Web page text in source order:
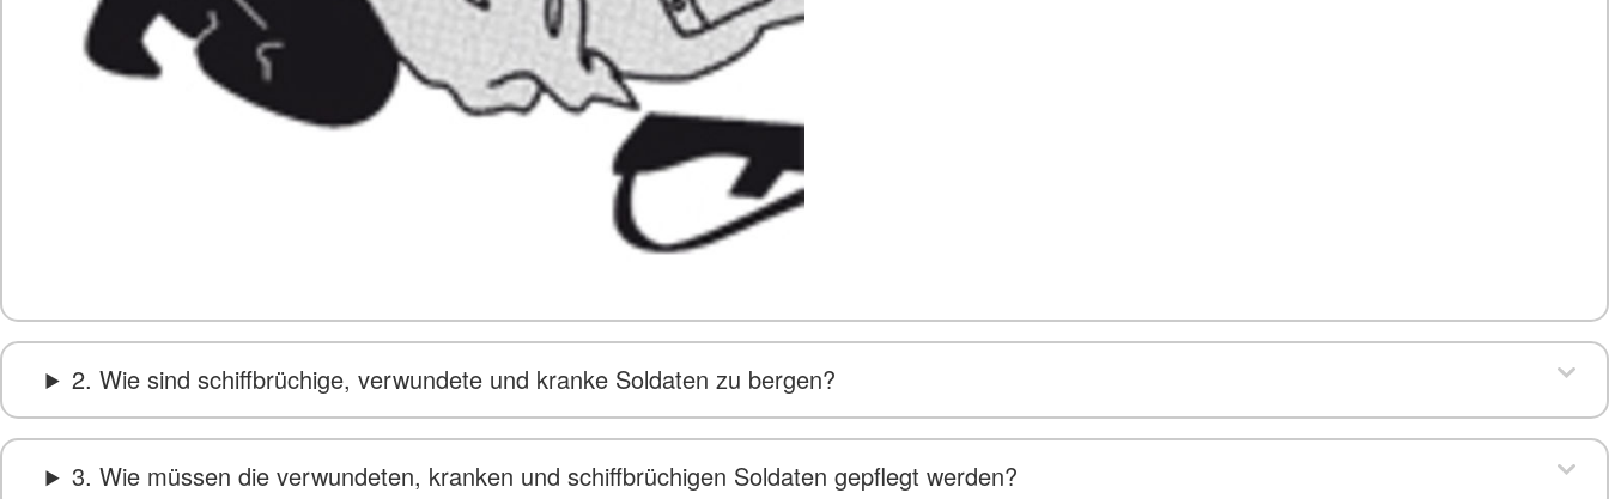
2. Wie sind schiffbrüchige, verwundete und kranke Soldaten zu bergen?
3. Wie müssen die verwundeten, kranken und schiffbrüchigen Soldaten gepflegt werden?